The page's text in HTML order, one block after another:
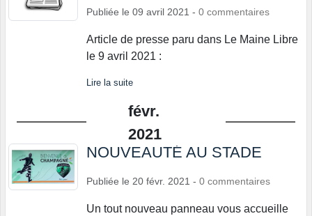
Publiée le 09 avril 2021 - 0 commentaires
Article de presse paru dans Le Maine Libre
le 9 avril 2021 :
Lire la suite
févr.
2021
NOUVEAUTÉ AU STADE
Publiée le 20 févr. 2021 - 0 commentaires
Un tout nouveau panneau vous accueille